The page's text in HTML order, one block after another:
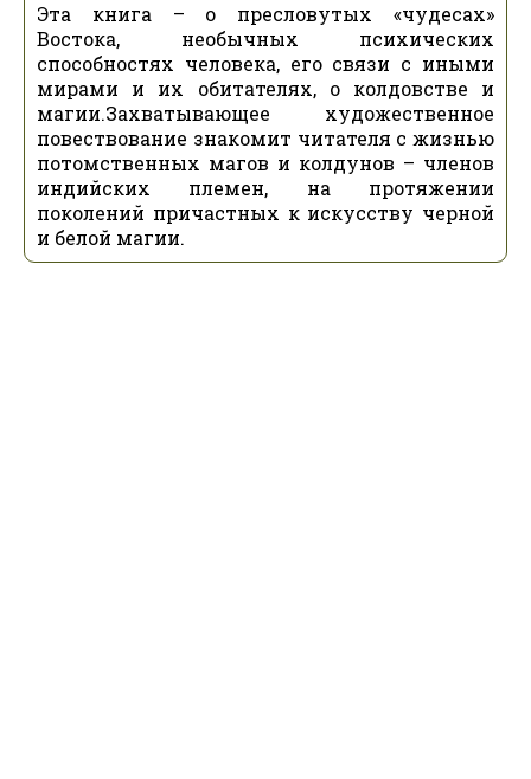
Эта книга – о пресловутых «чудесах»
Востока, необычных психических
способностях человека, его связи с иными
мирами и их обитателях, о колдовстве и
магии.Захватывающее художественное
повествование знакомит читателя с жизнью
потомственных магов и колдунов – членов
индийских племен, на протяжении
поколений причастных к искусству черной
и белой магии.